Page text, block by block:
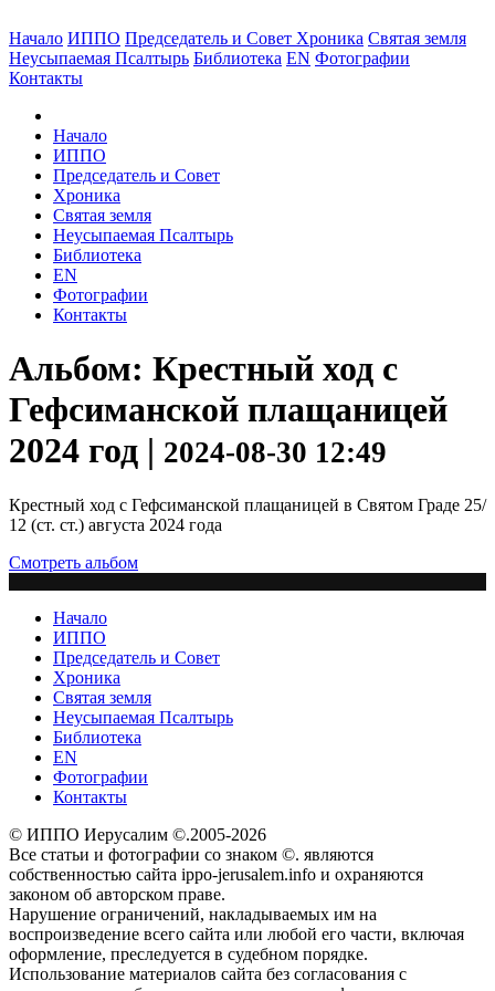
Начало ИППО Председатель и Совет Хроника Святая земля
Неусыпаемая Псалтырь Библиотека EN Фотографии
Контакты
Начало
ИППО
Председатель и Совет
Хроника
Святая земля
Неусыпаемая Псалтырь
Библиотека
EN
Фотографии
Контакты
Альбом: Крестный ход с
Гефсиманской плащаницей
2024 год | 2024-08-30 12:49
Крестный ход с Гефсиманской плащаницей в Святом Граде 25/
12 (ст. ст.) августа 2024 года
Смотреть альбом
Начало
ИППО
Председатель и Совет
Хроника
Святая земля
Неусыпаемая Псалтырь
Библиотека
EN
Фотографии
Контакты
© ИППО Иерусалим ©.2005-2026
Все статьи и фотографии со знаком ©. являются
собственностью сайта ippo-jerusalem.info и охраняются
законом об авторском праве.
Нарушение ограничений, накладываемых им на
воспроизведение всего сайта или любой его части, включая
оформление, преследуется в судебном порядке.
Использование материалов сайта без согласования с